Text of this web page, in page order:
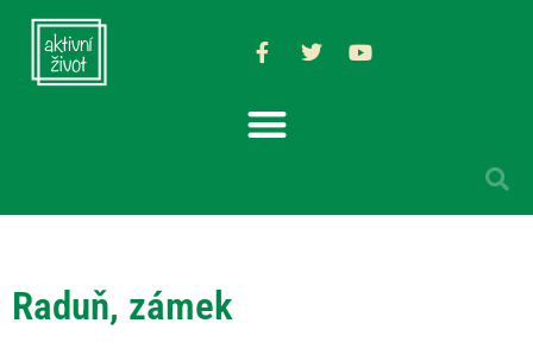
Raduň, zámek